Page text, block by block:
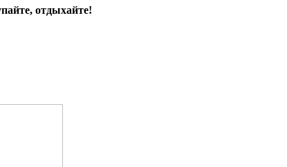
отдыхайте!